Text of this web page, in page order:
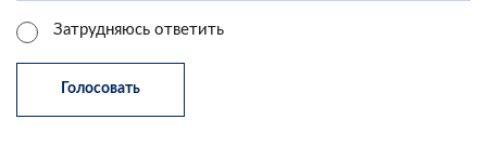
Затрудняюсь ответить